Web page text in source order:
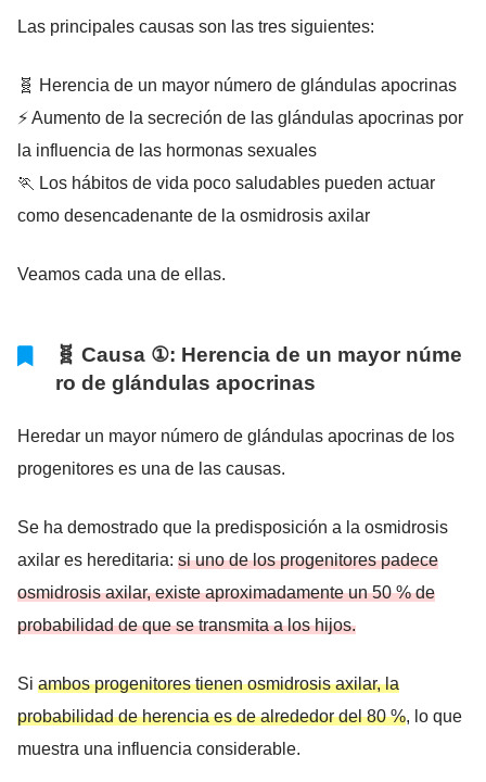
Las principales causas son las tres siguientes:
🧬 Herencia de un mayor número de glándulas apocrinas
⚡ Aumento de la secreción de las glándulas apocrinas por
la influencia de las hormonas sexuales
🏃 Los hábitos de vida poco saludables pueden actuar
como desencadenante de la osmidrosis axilar
Veamos cada una de ellas.
🧬 Causa ①: Herencia de un mayor núme
ro de glándulas apocrinas
Heredar un mayor número de glándulas apocrinas de los
progenitores es una de las causas.
Se ha demostrado que la predisposición a la osmidrosis
axilar es hereditaria: si uno de los progenitores padece
osmidrosis axilar, existe aproximadamente un 50 % de
probabilidad de que se transmita a los hijos.
Si ambos progenitores tienen osmidrosis axilar, la
probabilidad de herencia es de alrededor del 80 %, lo que
muestra una influencia considerable.